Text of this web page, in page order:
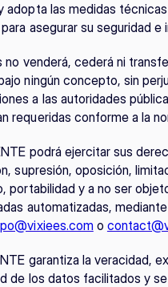
adopta las medidas
asegurar su seguridad e
no venderá, cederá ni
ningún concepto, sin
a las autoridades
requeridas conforme a la
podrá ejercitar sus
supresión, oposición,
portabilidad y a no ser
automatizadas,
o
garantiza la veracidad,
de los datos facilitados y